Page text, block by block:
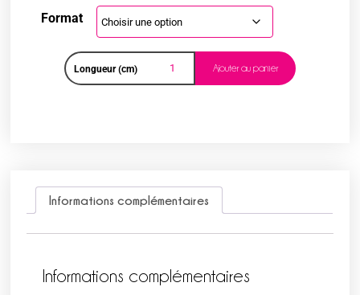
Format
Longueur (cm) Ajouter au panier
Informations complémentaires
Informations complémentaires